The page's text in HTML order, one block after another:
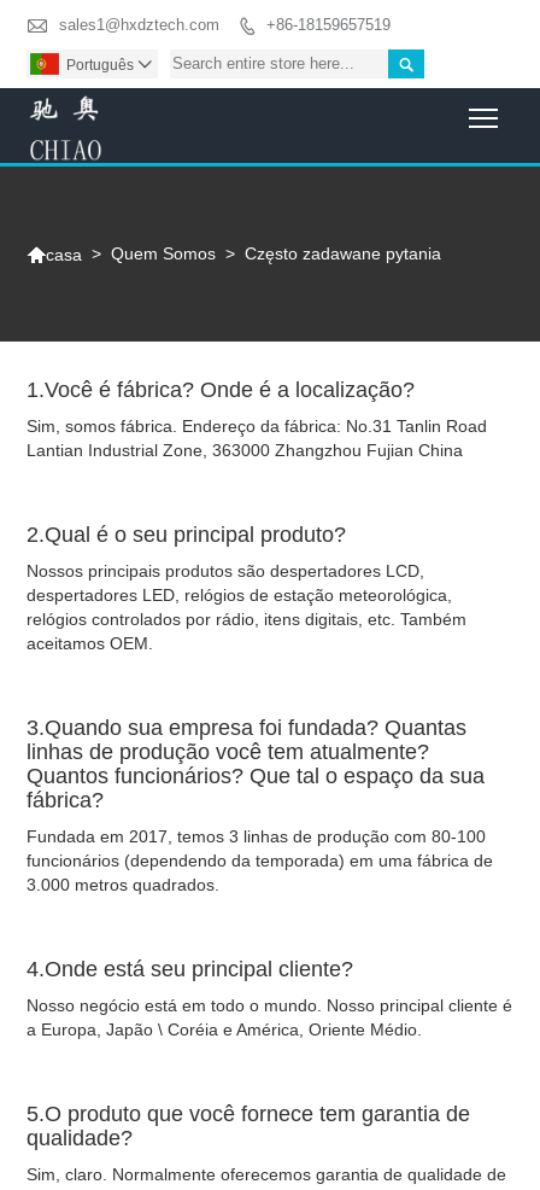
 sales1@hxdztech.com  +86-18159657519

Português 
casa > Quem Somos > Często zadawane pytania
1.Você é fábrica? Onde é a localização?
Sim, somos fábrica. Endereço da fábrica: No.31 Tanlin Road
Lantian Industrial Zone, 363000 Zhangzhou Fujian China
2.Qual é o seu principal produto?
Nossos principais produtos são despertadores LCD,
despertadores LED, relógios de estação meteorológica,
relógios controlados por rádio, itens digitais, etc. Também
aceitamos OEM.
3.Quando sua empresa foi fundada? Quantas
linhas de produção você tem atualmente?
Quantos funcionários? Que tal o espaço da sua
fábrica?
Fundada em 2017, temos 3 linhas de produção com 80-100
funcionários (dependendo da temporada) em uma fábrica de
3.000 metros quadrados.
4.Onde está seu principal cliente?
Nosso negócio está em todo o mundo. Nosso principal cliente é
a Europa, Japão \ Coréia e América, Oriente Médio.
5.O produto que você fornece tem garantia de
qualidade?
Sim, claro. Normalmente oferecemos garantia de qualidade de